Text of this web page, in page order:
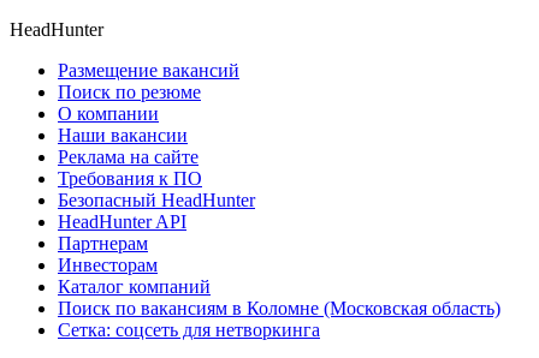
HeadHunter
Размещение вакансий
Поиск по резюме
О компании
Наши вакансии
Реклама на сайте
Требования к ПО
Безопасный HeadHunter
HeadHunter API
Партнерам
Инвесторам
Каталог компаний
Поиск по вакансиям в Коломне (Московская область)
Сетка: соцсеть для нетворкинга